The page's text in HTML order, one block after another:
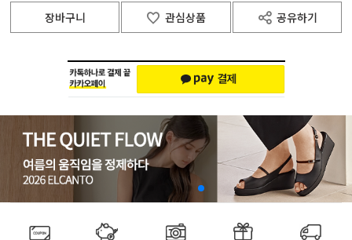
장바구니 관심상품 공유하기